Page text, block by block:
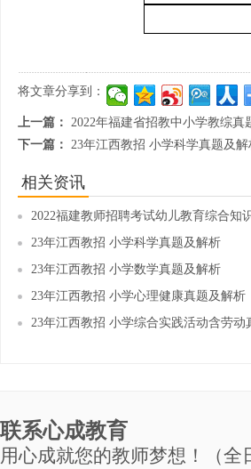
将文章分享到：
上一篇： 2022年福建省招教中小学教综真
下一篇： 23年江西教招 小学科学真题及解
相关资讯
2022福建教师招聘考试幼儿教育综合知
23年江西教招 小学科学真题及解析
23年江西教招 小学数学真题及解析
23年江西教招 小学心理健康真题及解析
23年江西教招 小学综合实践活动含劳动
联系心成教育
用心成就您的教师梦想！（